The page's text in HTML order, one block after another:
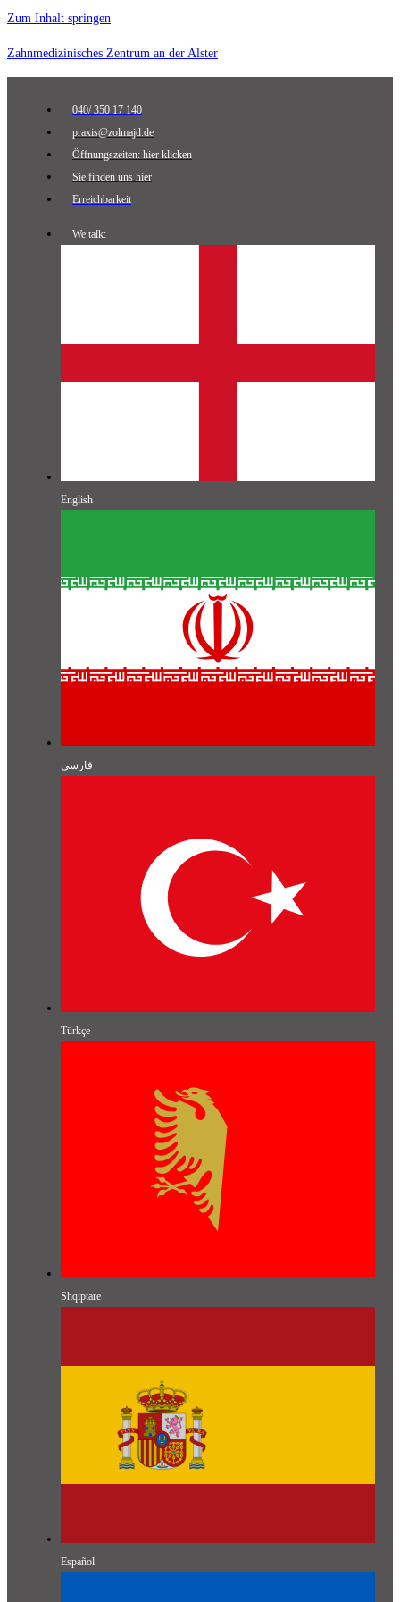
Zum Inhalt springen
Zahnmedizinisches Zentrum an der Alster
040/ 350 17 140
praxis@zolmajd.de
Öffnungszeiten: hier klicken
Sie finden uns hier
Erreichbarkeit
We talk:
English
فارسی
Türkçe
Shqiptare
Español